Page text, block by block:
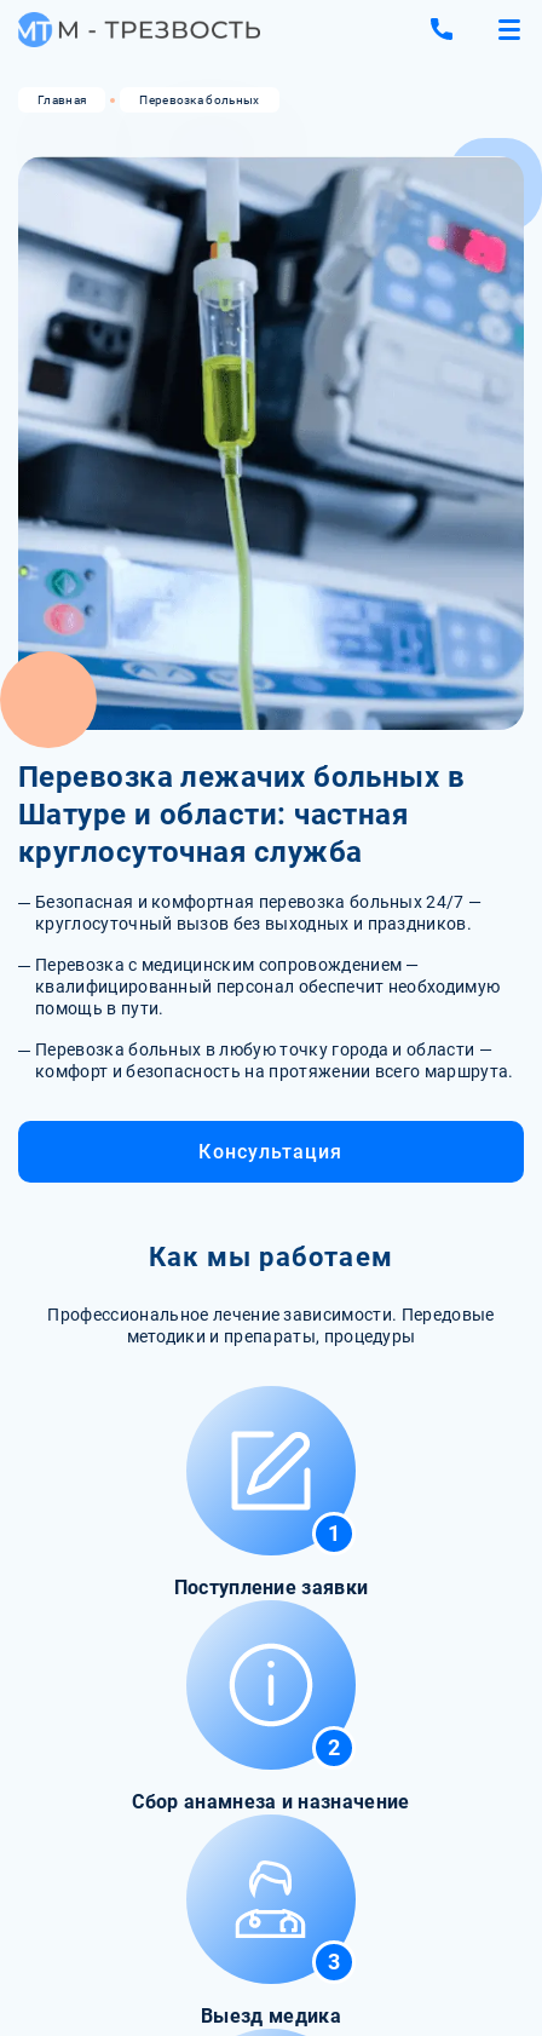
Главная Перевозка больных
Перевозка лежачих больных в
Шатуре и области: частная
круглосуточная служба
Безопасная и комфортная перевозка больных 24/7 —
круглосуточный вызов без выходных и праздников.
Перевозка с медицинским сопровождением —
квалифицированный персонал обеспечит необходимую
помощь в пути.
Перевозка больных в любую точку города и области —
комфорт и безопасность на протяжении всего маршрута.
Консультация
Как мы работаем
Профессиональное лечение зависимости. Передовые
методики и препараты, процедуры
1
Поступление заявки
2
Сбор анамнеза и назначение
3
Выезд медика